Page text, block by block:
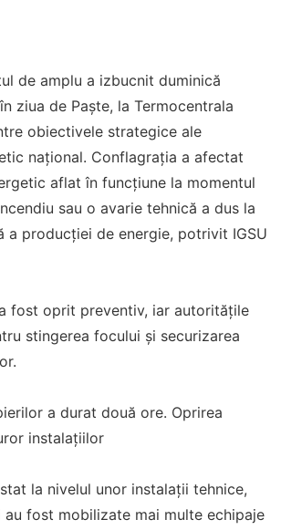
de amplu a izbucnit duminică
ziua de Paște, la Termocentrala
obiectivele strategice ale
național. Conflagrația a afectat
aflat în funcțiune la momentul
sau o avarie tehnică a dus la
a producției de energie, potrivit IGSU
fost oprit preventiv, iar autoritățile
stingerea focului și securizarea
a durat două ore. Oprirea
instalațiilor
la nivelul unor instalații tehnice,
fost mobilizate mai multe echipaje